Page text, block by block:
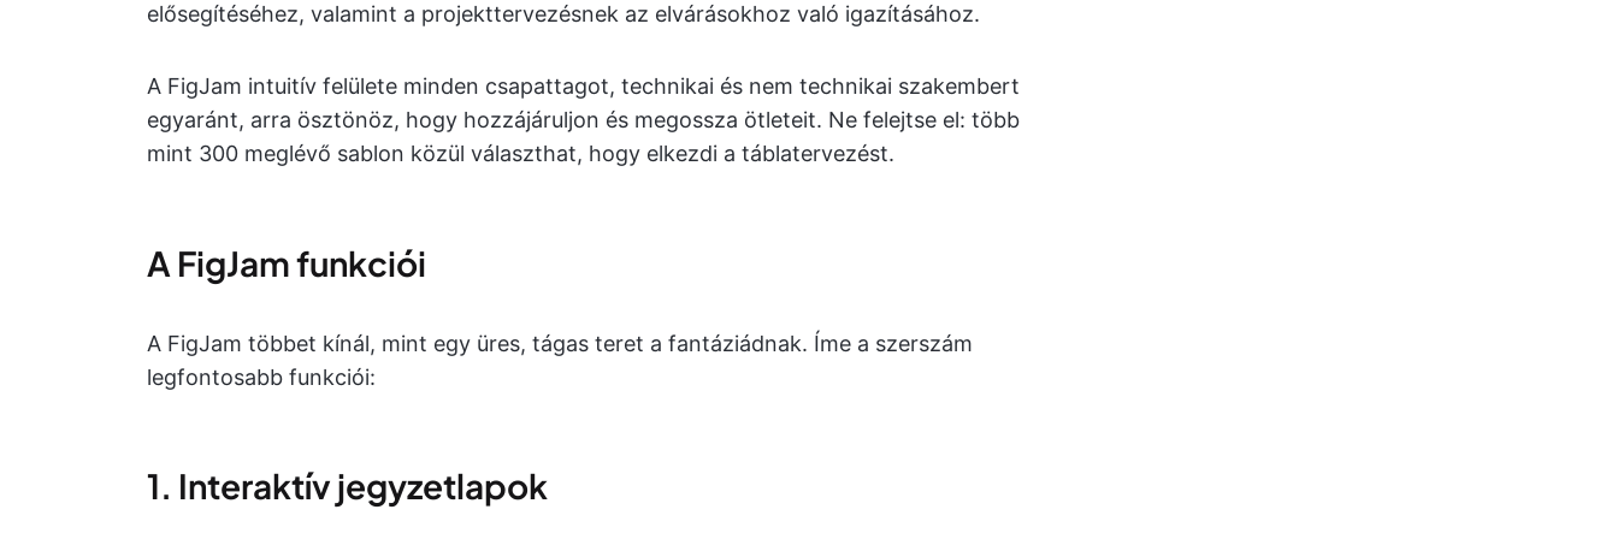
elősegítéséhez, valamint a projekttervezésnek az elvárásokhoz való igazításához.
A FigJam intuitív felülete minden csapattagot, technikai és nem technikai szakembert
egyaránt, arra ösztönöz, hogy hozzájáruljon és megossza ötleteit. Ne felejtse el: több
mint 300 meglévő sablon közül választhat, hogy elkezdi a táblatervezést.
A FigJam funkciói
A FigJam többet kínál, mint egy üres, tágas teret a fantáziádnak. Íme a szerszám
legfontosabb funkciói:
1. Interaktív jegyzetlapok